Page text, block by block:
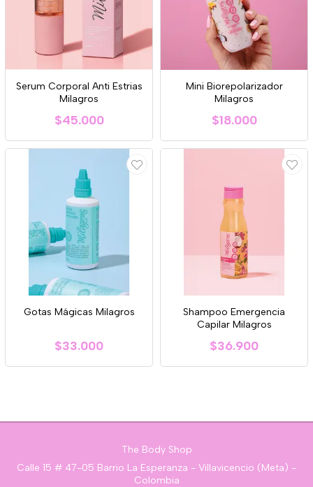
Serum Corporal Anti Estrias
Milagros
$45.000
Mini Biorepolarizador
Milagros
$18.000
Gotas Mágicas Milagros
$33.000
Shampoo Emergencia
Capilar Milagros
$36.900
The Body Shop
Calle 15 # 47-05 Barrio La Esperanza - Villavicencio (Meta) -
Colombia